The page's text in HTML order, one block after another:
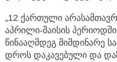
„12 ქართული
აპრილი-მაისის
წინააღმდეგ მიმდინარე
დროს დაკავებული და